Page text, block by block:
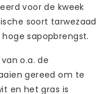
voor de kweek
soort tarwezaad
sapopbrengst.
o.a. de
gereed om te
en het gras is